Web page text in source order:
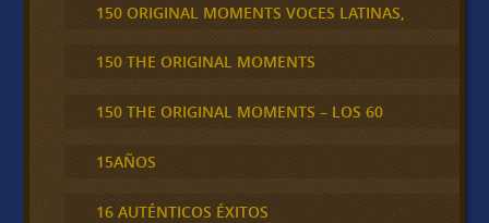
150 ORIGINAL MOMENTS VOCES LATINAS,
150 THE ORIGINAL MOMENTS
150 THE ORIGINAL MOMENTS – LOS 60
15AÑOS
16 AUTÉNTICOS ÉXITOS